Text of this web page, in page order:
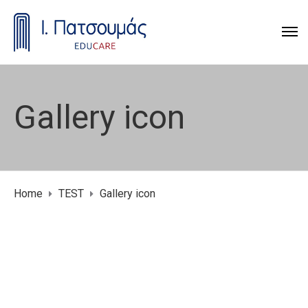
Gallery icon
Home TEST Gallery icon